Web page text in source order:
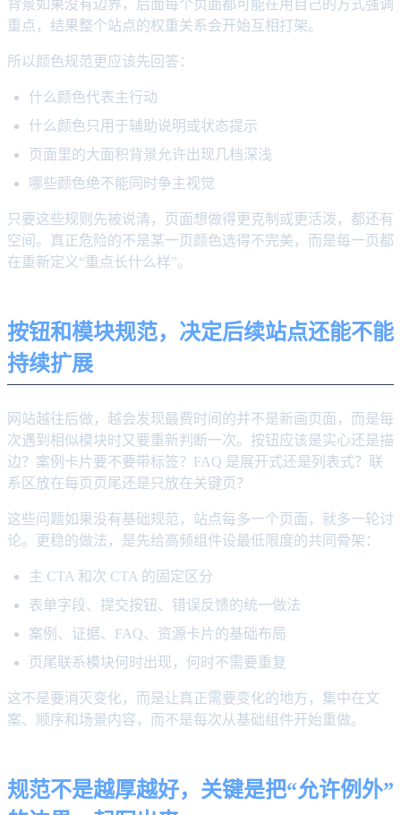
背景如果没有边界，后面每个页面都可能在用自己的方式强调
重点，结果整个站点的权重关系会开始互相打架。
所以颜色规范更应该先回答：
什么颜色代表主行动
什么颜色只用于辅助说明或状态提示
页面里的大面积背景允许出现几档深浅
哪些颜色绝不能同时争主视觉
只要这些规则先被说清，页面想做得更克制或更活泼，都还有
空间。真正危险的不是某一页颜色选得不完美，而是每一页都
在重新定义“重点长什么样”。
按钮和模块规范，决定后续站点还能不能
持续扩展
网站越往后做，越会发现最费时间的并不是新画页面，而是每
次遇到相似模块时又要重新判断一次。按钮应该是实心还是描
边？案例卡片要不要带标签？FAQ 是展开式还是列表式？联
系区放在每页页尾还是只放在关键页？
这些问题如果没有基础规范，站点每多一个页面，就多一轮讨
论。更稳的做法，是先给高频组件设最低限度的共同骨架：
主 CTA 和次 CTA 的固定区分
表单字段、提交按钮、错误反馈的统一做法
案例、证据、FAQ、资源卡片的基础布局
页尾联系模块何时出现，何时不需要重复
这不是要消灭变化，而是让真正需要变化的地方，集中在文
案、顺序和场景内容，而不是每次从基础组件开始重做。
规范不是越厚越好，关键是把“允许例外”